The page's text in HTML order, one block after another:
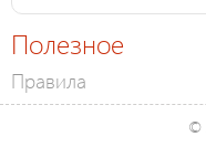
Полезное
Правила
©